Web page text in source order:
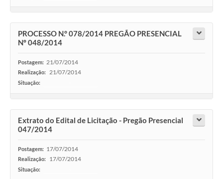
PROCESSO N.° 078/2014 PREGÃO PRESENCIAL
Nº 048/2014
Postagem: 21/07/2014
Realização: 21/07/2014
Situação:
Extrato do Edital de Licitação - Pregão Presencial
047/2014
Postagem: 17/07/2014
Realização: 17/07/2014
Situação: